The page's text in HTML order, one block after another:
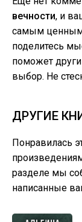
вечности, и
самым ценным!
поделитесь
поможет
выбор. Не
ДРУГИЕ
Понравилась
разделе мы
написанные